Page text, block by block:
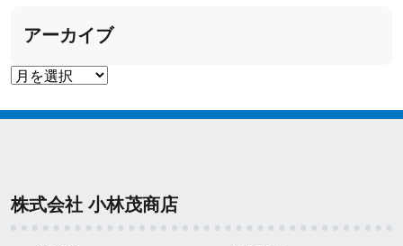
アーカイブ
株式会社 小林茂商店